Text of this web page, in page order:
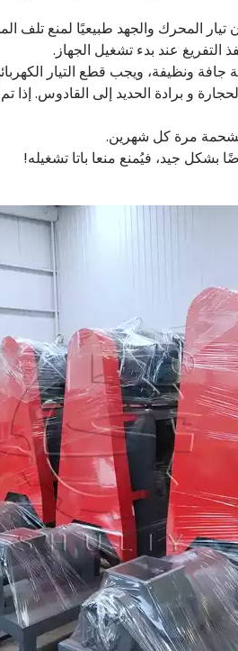
كان تيار المحرك والجهد طبيعيًا لمنع تلف
التفريغ عند بدء تشغيل الجهاز.
جافة ونظيفة، ويجب قطع التيار
و برادة الحديد إلى القادوس.
مرة كل شهرين.
بشكل جيد، فيُمنع منعا باتا تشغيله!